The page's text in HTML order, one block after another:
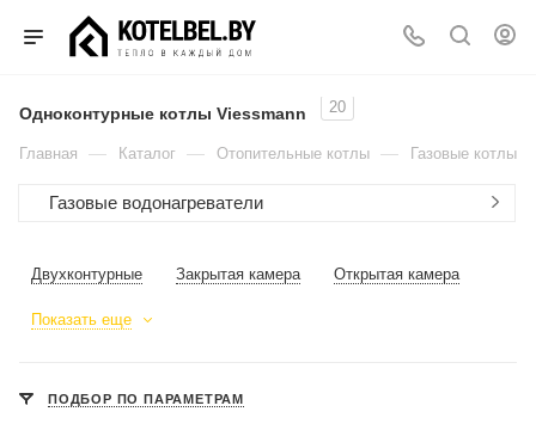
Одноконтурные котлы Viessmann 20
Главная — Каталог — Отопительные котлы — Газовые котлы
Газовые водонагреватели
Двухконтурные Закрытая камера Открытая камера
Показать еще
ПОДБОР ПО ПАРАМЕТРАМ